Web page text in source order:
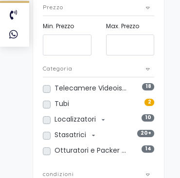
Prezzo
Min. Prezzo Max. Prezzo
Categoria
Telecamere Videoispezione 18
Tubi 2
Localizzatori 10
Stasatrici 20+
Otturatori e Packer 14
condizioni